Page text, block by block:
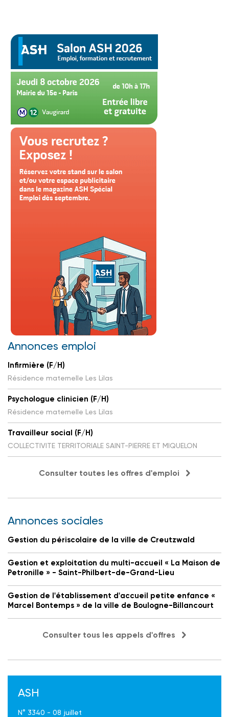
Annonces emploi
Infirmière (F/H)
Résidence maternelle Les Lilas
Psychologue clinicien (F/H)
Résidence maternelle Les Lilas
Travailleur social (F/H)
COLLECTIVITE TERRITORIALE SAINT-PIERRE ET MIQUELON
Consulter toutes les offres d'emploi
Annonces sociales
Gestion du périscolaire de la ville de Creutzwald
Gestion et exploitation du multi-accueil « La Maison de
Petronille » - Saint-Philbert-de-Grand-Lieu
Gestion de l'établissement d'accueil petite enfance «
Marcel Bontemps » de la ville de Boulogne-Billancourt
Consulter tous les appels d'offres
ASH
N° 3340 - 08 juillet